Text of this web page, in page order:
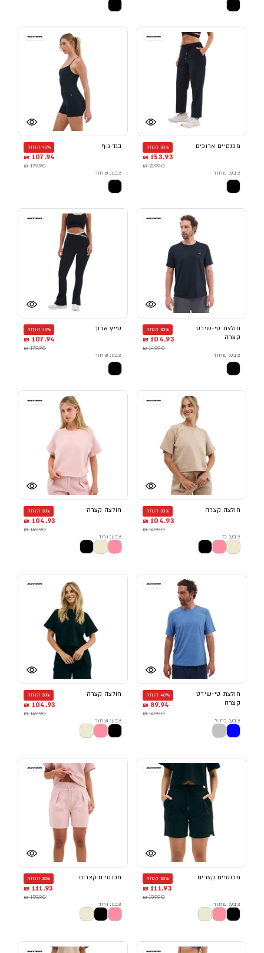
מכנסיים ארוכים 30% הנחה
153.93 ₪
219.90 ₪
צבע: שחור
בגד גוף 40% הנחה
107.94 ₪
179.90 ₪
צבע: שחור
חולצת טי-שירט
קצרה
30% הנחה
104.93 ₪
149.90 ₪
צבע: שחור
טייץ ארוך 40% הנחה
107.94 ₪
179.90 ₪
צבע: שחור
חולצה קצרה 30% הנחה
104.93 ₪
149.90 ₪
צבע: בז
חולצה קצרה 30% הנחה
104.93 ₪
149.90 ₪
צבע: ורוד
חולצת טי-שירט
קצרה
40% הנחה
89.94 ₪
149.90 ₪
צבע: כחול
חולצה קצרה 30% הנחה
104.93 ₪
149.90 ₪
צבע: שחור
מכנסיים קצרים 30% הנחה
111.93 ₪
159.90 ₪
צבע: שחור
מכנסיים קצרים 30% הנחה
111.93 ₪
159.90 ₪
צבע: ורוד